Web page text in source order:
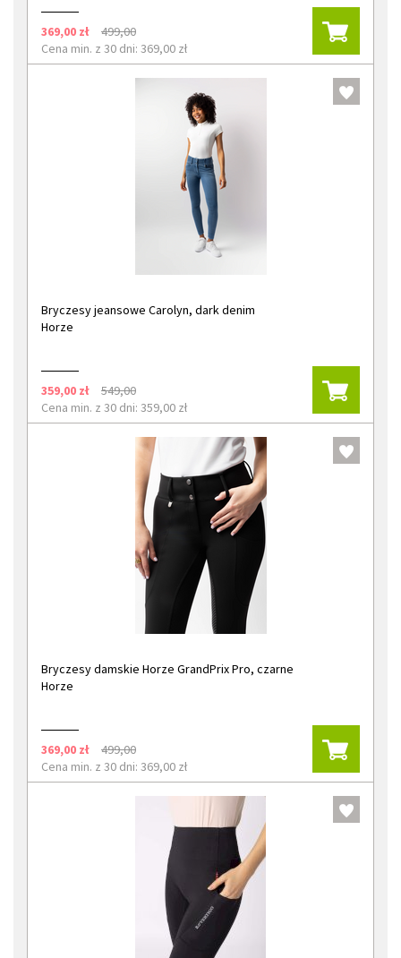
369,00 zł
499,00
Cena min. z 30 dni: 369,00 zł
Bryczesy jeansowe Carolyn, dark denim
Horze
359,00 zł
549,00
Cena min. z 30 dni: 359,00 zł
Bryczesy damskie Horze GrandPrix Pro, czarne
Horze
369,00 zł
499,00
Cena min. z 30 dni: 369,00 zł